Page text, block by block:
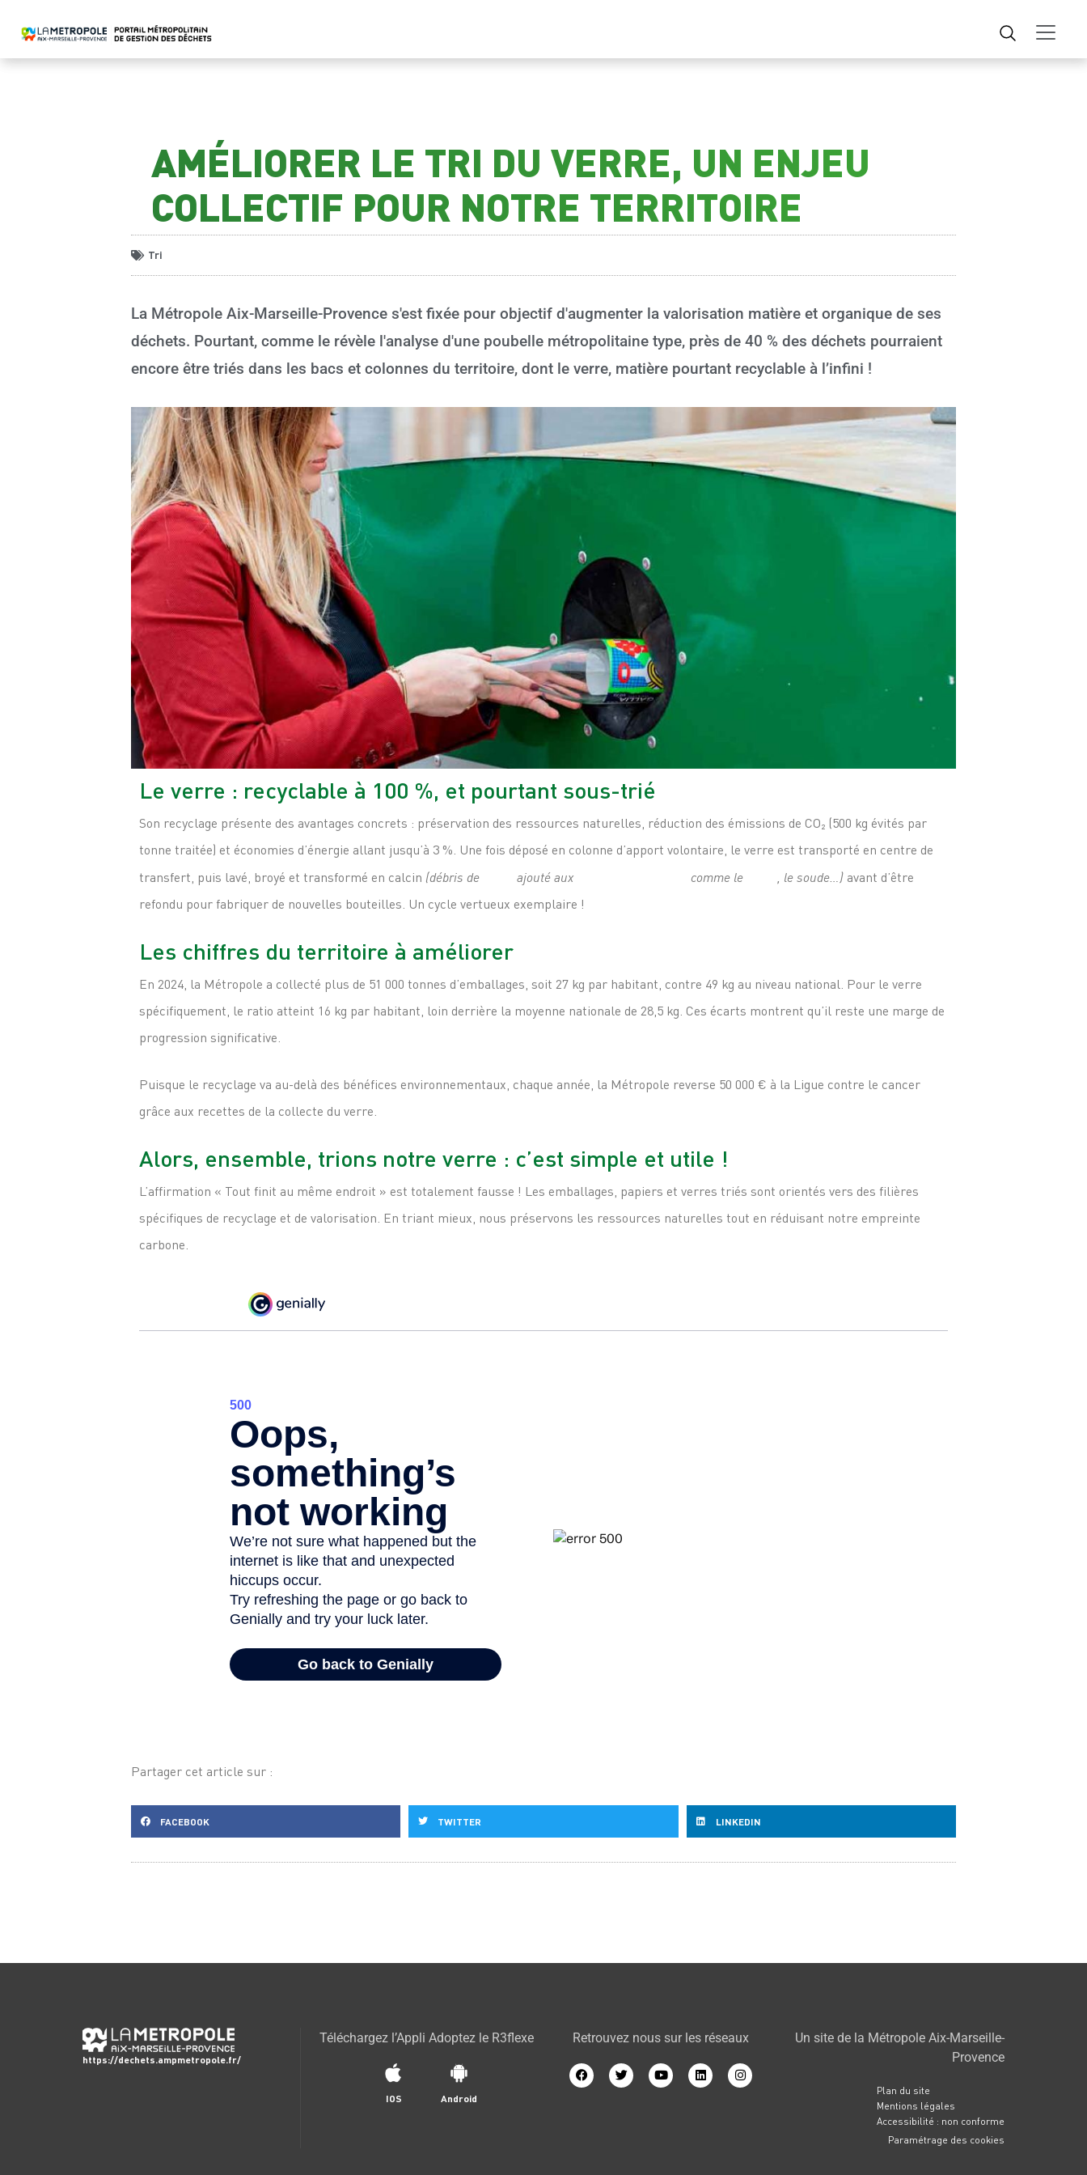
AMÉLIORER LE TRI DU VERRE, UN ENJEU
COLLECTIF POUR NOTRE TERRITOIRE
Tri
La Métropole Aix-Marseille-Provence s'est fixée pour objectif d'augmenter la valorisation matière et organique de ses
déchets. Pourtant, comme le révèle l'analyse d'une poubelle métropolitaine type, près de 40 % des déchets pourraient
encore être triés dans les bacs et colonnes du territoire, dont le verre, matière pourtant recyclable à l’infini !
Le verre : recyclable à 100 %, et pourtant sous-trié
Son recyclage présente des avantages concrets : préservation des ressources naturelles, réduction des émissions de CO₂ (500 kg évités par
tonne traitée) et économies d’énergie allant jusqu’à 3 %. Une fois déposé en colonne d’apport volontaire, le verre est transporté en centre de
transfert, puis lavé, broyé et transformé en calcin (débris de ajouté aux comme le , le soude…) avant d’être
refondu pour fabriquer de nouvelles bouteilles. Un cycle vertueux exemplaire !
Les chiffres du territoire à améliorer
En 2024, la Métropole a collecté plus de 51 000 tonnes d’emballages, soit 27 kg par habitant, contre 49 kg au niveau national. Pour le verre
spécifiquement, le ratio atteint 16 kg par habitant, loin derrière la moyenne nationale de 28,5 kg. Ces écarts montrent qu’il reste une marge de
progression significative.
Puisque le recyclage va au-delà des bénéfices environnementaux, chaque année, la Métropole reverse 50 000 € à la Ligue contre le cancer
grâce aux recettes de la collecte du verre.
Alors, ensemble, trions notre verre : c’est simple et utile !
L’affirmation « Tout finit au même endroit » est totalement fausse ! Les emballages, papiers et verres triés sont orientés vers des filières
spécifiques de recyclage et de valorisation. En triant mieux, nous préservons les ressources naturelles tout en réduisant notre empreinte
carbone.
Partager cet article sur :
FACEBOOK TWITTER LINKEDIN
https://dechets.ampmetropole.fr/
Téléchargez l’Appli Adoptez le R3flexe
IOS Android
Retrouvez nous sur les réseaux
Un site de la Métropole Aix-Marseille-
Provence
Plan du site
Mentions légales
Accessibilité : non conforme
Paramétrage des cookies